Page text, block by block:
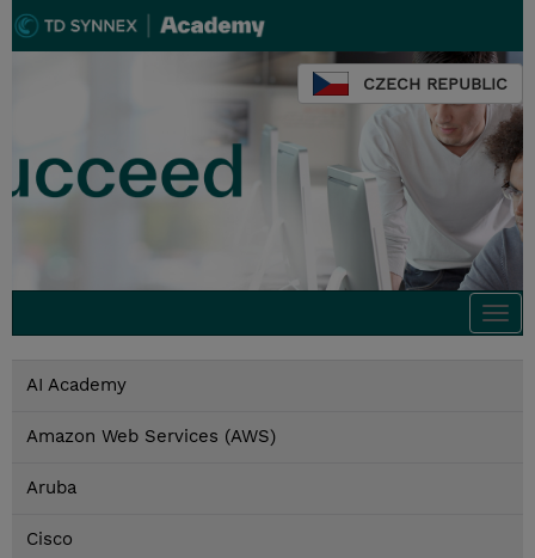
CZECH REPUBLIC
AI Academy
Amazon Web Services (AWS)
Aruba
Cisco